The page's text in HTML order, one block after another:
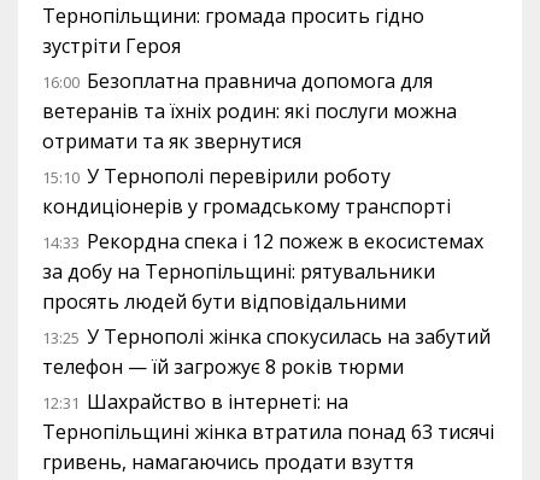
Тернопільщини: громада просить гідно
зустріти Героя
16:00 Безоплатна правнича допомога для
ветеранів та їхніх родин: які послуги можна
отримати та як звернутися
15:10 У Тернополі перевірили роботу
кондиціонерів у громадському транспорті
14:33 Рекордна спека і 12 пожеж в екосистемах
за добу на Тернопільщині: рятувальники
просять людей бути відповідальними
13:25 У Тернополі жінка спокусилась на забутий
телефон — їй загрожує 8 років тюрми
12:31 Шахрайство в інтернеті: на
Тернопільщині жінка втратила понад 63 тисячі
гривень, намагаючись продати взуття